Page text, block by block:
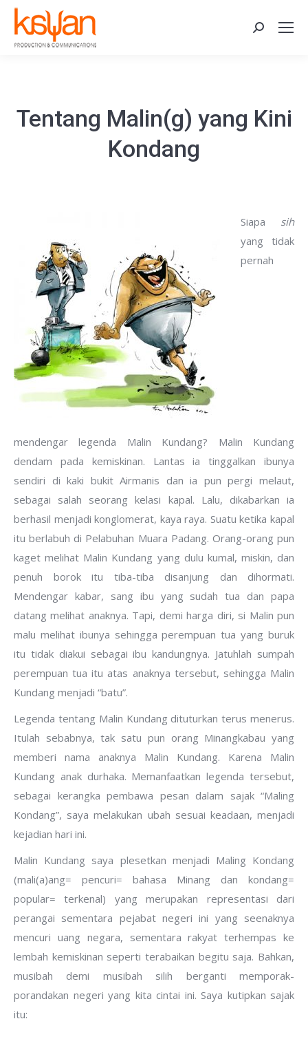
Search:
Tentang Malin(g) yang Kini
Kondang
Siapa sih
yang tidak
pernah
mendengar legenda Malin Kundang? Malin Kundang
dendam pada kemiskinan. Lantas ia tinggalkan ibunya
sendiri di kaki bukit Airmanis dan ia pun pergi melaut,
sebagai salah seorang kelasi kapal. Lalu, dikabarkan ia
berhasil menjadi konglomerat, kaya raya. Suatu ketika kapal
itu berlabuh di Pelabuhan Muara Padang. Orang-orang pun
kaget melihat Malin Kundang yang dulu kumal, miskin, dan
penuh borok itu tiba-tiba disanjung dan dihormati.
Mendengar kabar, sang ibu yang sudah tua dan papa
datang melihat anaknya. Tapi, demi harga diri, si Malin pun
malu melihat ibunya sehingga perempuan tua yang buruk
itu tidak diakui sebagai ibu kandungnya. Jatuhlah sumpah
perempuan tua itu atas anaknya tersebut, sehingga Malin
Kundang menjadi “batu”.
Legenda tentang Malin Kundang dituturkan terus menerus.
Itulah sebabnya, tak satu pun orang Minangkabau yang
memberi nama anaknya Malin Kundang. Karena Malin
Kundang anak durhaka. Memanfaatkan legenda tersebut,
sebagai kerangka pembawa pesan dalam sajak “Maling
Kondang”, saya melakukan ubah sesuai keadaan, menjadi
kejadian hari ini.
Malin Kundang saya plesetkan menjadi Maling Kondang
(mali(a)ang= pencuri= bahasa Minang dan kondang=
popular= terkenal) yang merupakan representasi dari
perangai sementara pejabat negeri ini yang seenaknya
mencuri uang negara, sementara rakyat terhempas ke
lembah kemiskinan seperti terabaikan begitu saja. Bahkan,
musibah demi musibah silih berganti memporak-
porandakan negeri yang kita cintai ini. Saya kutipkan sajak
itu: